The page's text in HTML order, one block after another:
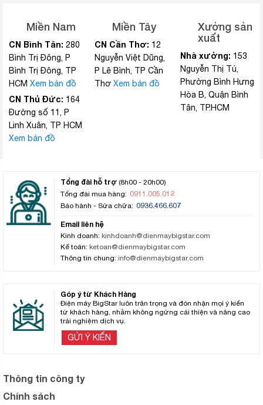
Miền Nam
CN Bình Tân: 280
Bình Trị Đông, P
Bình Trị Đông, TP
HCM Xem bản đồ
CN Thủ Đức: 164
Đường số 11, P
Linh Xuân, TP HCM
Xem bản đồ
Miền Tây
CN Cần Thơ: 12
Nguyễn Việt Dũng,
P Lê Bình, TP Cần
Thơ Xem bản đồ
Xưởng sản
xuất
Nhà xưởng: 153
Nguyễn Thị Tú,
Phường Bình Hưng
Hòa B, Quận Bình
Tân, TP.HCM
Tổng đài hỗ trợ (8h00 - 20h00)
Tổng đài mua hàng: 0911.005.012
Bảo hành - Sửa chữa: 0936.466.607
Email liên hệ
Kinh doanh: kinhdoanh@dienmaybigstar.com
Kế toán: ketoan@dienmaybigstar.com
Thông tin chung: info@dienmaybigstar.com
Góp ý từ Khách Hàng
Điện máy BigStar luôn trân trọng và đón nhận mọi ý kiến
từ khách hàng, nhằm không ngừng cải thiện và nâng cao
trải nghiệm dịch vụ.
GỬI Ý KIẾN
Thông tin công ty
Chính sách